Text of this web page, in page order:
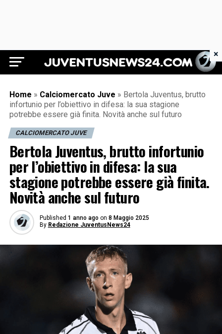
Juventus News 24
Home » Calciomercato Juve » Bertola Juventus, brutto
infortunio per l’obiettivo in difesa: la sua stagione
potrebbe essere già finita. Novità anche sul futuro
CALCIOMERCATO JUVE
Bertola Juventus, brutto infortunio
per l’obiettivo in difesa: la sua
stagione potrebbe essere già finita.
Novità anche sul futuro
Published 1 anno ago on 8 Maggio 2025
By Redazione JuventusNews24
×